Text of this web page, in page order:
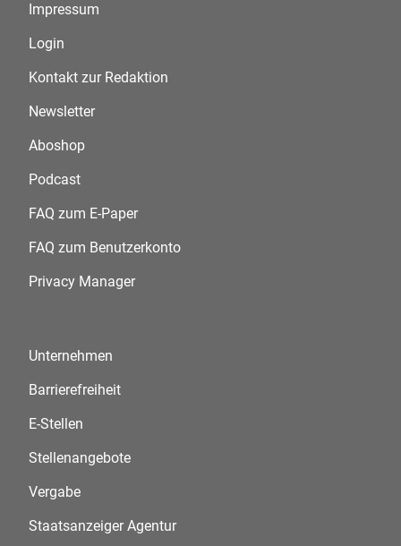
Impressum
Login
Kontakt zur Redaktion
Newsletter
Aboshop
Podcast
FAQ zum E-Paper
FAQ zum Benutzerkonto
Privacy Manager
Unternehmen
Barrierefreiheit
E-Stellen
Stellenangebote
Vergabe
Staatsanzeiger Agentur